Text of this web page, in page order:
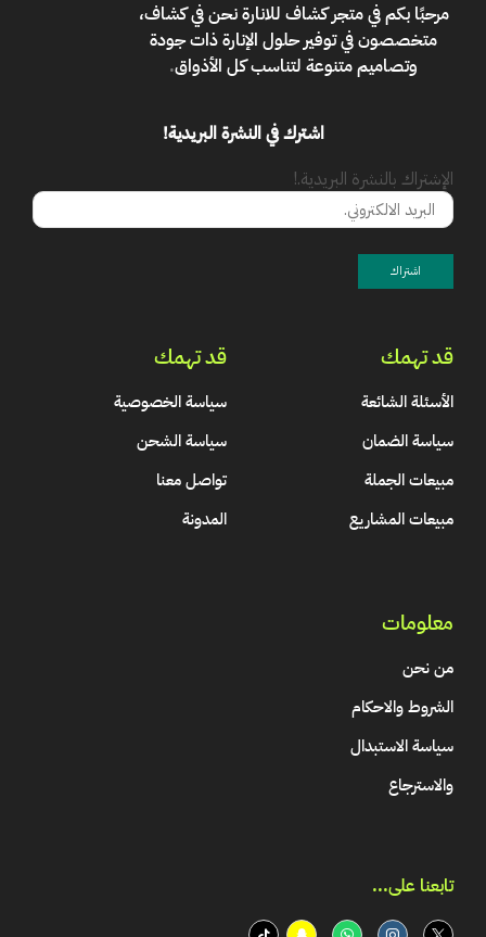
مرحبًا بكم فيمتجر كشاف للانارةنحن في كشاف،
متخصصون في توفير حلول الإنارة ذات جودة
وتصاميم متنوعة لتناسب كل الأذواق.
اشترك في النشرة البريدية!
الإشتراك بالنشرة البريدية.!
قد تهمك
الأسئلة الشائعة
سياسة الضمان
مبيعات الجملة
مبيعات المشاريع
قد تهمك
سياسة الخصوصية
سياسة الشحن
تواصل معنا
المدونة
معلومات
من نحن
الشروط والاحكام
سياسة الاستبدال
والاسترجاع
تابعنا على...​